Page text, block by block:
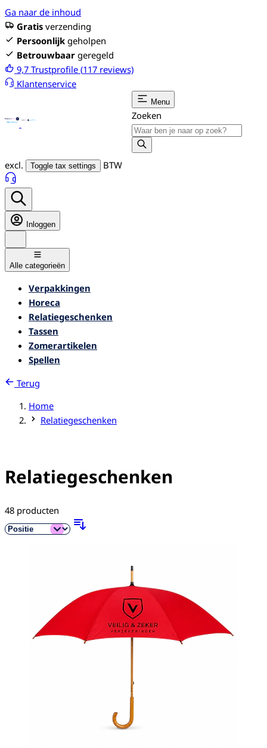
Ga naar de inhoud
Gratis verzending
Persoonlijk geholpen
Betrouwbaar geregeld
9,7 Trustprofile (117 reviews)
Klantenservice
Menu
Zoeken
excl. Toggle tax settings BTW
Inloggen
Alle categorieën
Verpakkingen
Horeca
Relatiegeschenken
Tassen
Zomerartikelen
Spellen
Terug
Home
Relatiegeschenken
Relatiegeschenken
48 producten